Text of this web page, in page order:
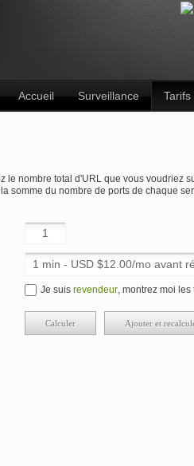
Accueil Surveillance Tarifs
le nombre total d'URL que vous voudriez
somme du nombre de ports de chaque
Je suis revendeur , montrez moi